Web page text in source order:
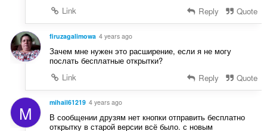
Link
Reply Quote
firuzagalimowa 4 years ago
Зачем мне нужен это расширение, если я не могу
послать бесплатные открытки?
Link
Reply Quote
M mihail61219 4 years ago
В сообщении друзям нет кнопки отправить бесплатно
открытку в старой версии всё было. с новым